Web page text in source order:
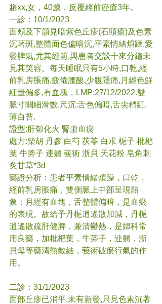
趙xx,女，40歲，反覆經前痤瘡3年。
一診：10/1/2023
面頰及下頜見暗紫色丘疹(石頭瘡)及色素
沉著斑,整體面色偏暗沉,平素情緒煩躁,愛
發脾氣,尤其經前,與患者交談十來分鐘未
見其笑容。每天睡眠只有5小時,口乾,經
前乳房脹痛,疲倦腰酸,少腹隱痛,月經色鮮
紅量偏多,有血塊，LMP:27/12/2022.雙
脈寸關細滑數,尺沉;舌色偏暗,舌尖稍紅,
薄白苔.
證型:肝郁化火 腎虛血瘀
處方:柴胡 丹參 白芍 茯苓 白朮 梔子 枇杷
葉 牛蒡子 連翹 莪術 浙貝 天花粉 皂角刺
炙甘草*3d
藥證分析：患者平素情緒煩躁，口乾，
經前乳房脹痛，雙側脈上中部呈現熱
象；月經有血塊，舌整體偏暗，是血瘀
的表現。故給予丹梔逍遙散加減，丹梔
逍遙散疏肝健脾，兼清鬱熱，是婦科常
用良藥，加枇杷葉，牛蒡子，連翹，浙
貝母等藥清熱散結，莪術破瘀行氣的作
用。
二診：31/1/2023
面部丘疹已消平,未有新發,只見色素沉著